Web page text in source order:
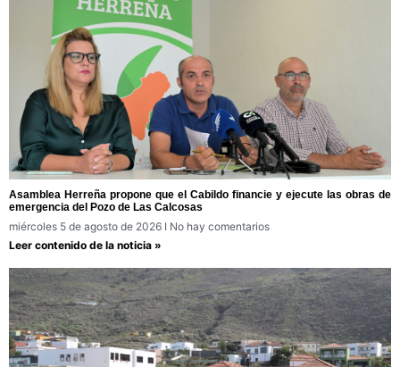
Asamblea Herreña propone que el Cabildo financie y ejecute las obras de
emergencia del Pozo de Las Calcosas
miércoles 5 de agosto de 2026
No hay comentarios
Leer contenido de la noticia »